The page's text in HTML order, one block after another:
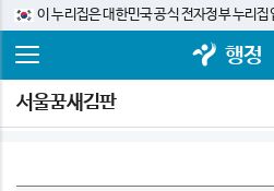
이 누리집은 대한민국 공식 전자정부 누리집
행정
서울꿈새김판